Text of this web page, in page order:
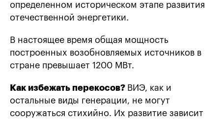
определенном историческом этапе развития
отечественной энергетики.
В настоящее время общая мощность
построенных возобновляемых источников в
стране превышает 1200 МВт.
Как избежать перекосов? ВИЭ, как и
остальные виды генерации, не могут
сооружаться стихийно. Их развитие зависит